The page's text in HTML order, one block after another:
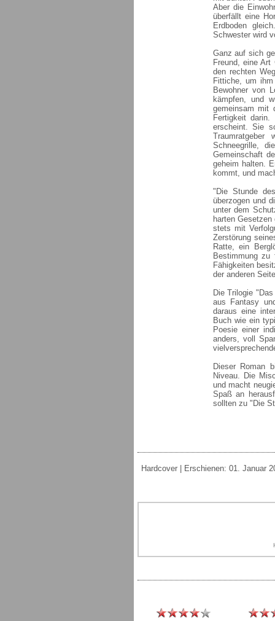
Aber die
überfällt eine
Erdboden
Schwester wird
Ganz auf sich
Freund, eine
den rechten
Fittiche, um
Bewohner von
kämpfen, und
gemeinsam mit
Fertigkeit
erscheint. Sie
Schneegrille,
Gemeinschaft
geheim halten.
kommt, und
"Die Stunde
überzogen und
unter dem
harten
stets mit
Zerstörung
Ratte, ein
Bestimmung
Fähigkeiten
der anderen
Die Trilogie
aus Fantasy
daraus eine
Buch wie ein
Poesie einer
anders, voll
Dieser Roman
Niveau. Die
und macht
Spaß an
sollten zu "Die
Hardcover | Erschienen: 01. Januar